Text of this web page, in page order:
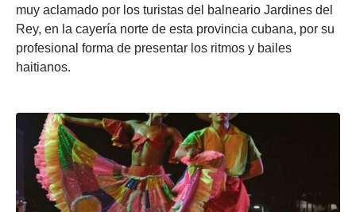
muy aclamado por los turistas del balneario Jardines del
Rey, en la cayería norte de esta provincia cubana, por su
profesional forma de presentar los ritmos y bailes
haitianos.